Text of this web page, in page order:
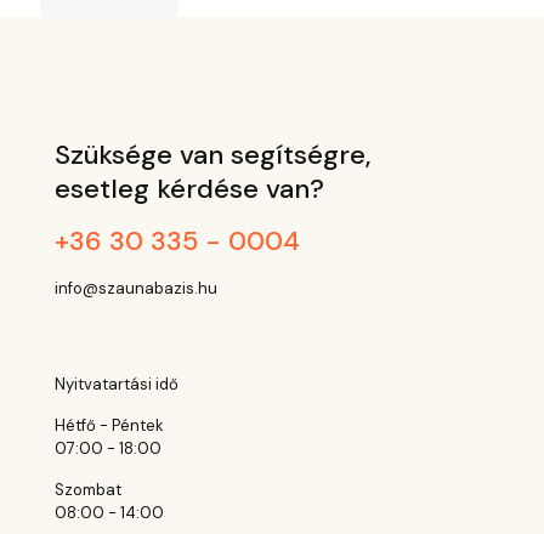
Szüksége van segítségre,
esetleg kérdése van?
+36 30 335 - 0004
info@szaunabazis.hu
Nyitvatartási idő
Hétfő - Péntek
07:00 - 18:00
Szombat
08:00 - 14:00